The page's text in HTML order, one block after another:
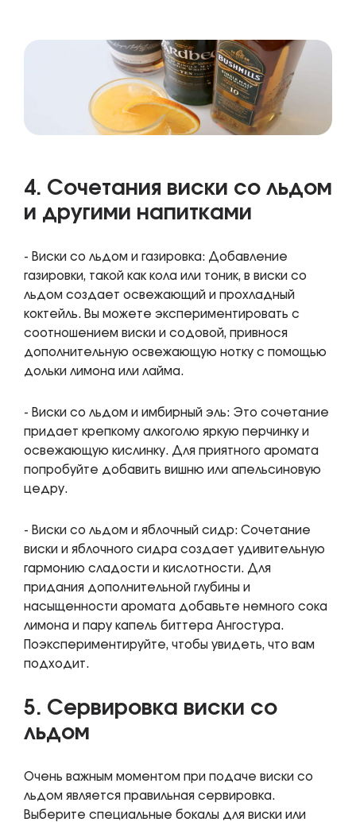
4. Сочетания виски со льдом
и другими напитками
- Виски со льдом и газировка: Добавление
газировки, такой как кола или тоник, в виски со
льдом создает освежающий и прохладный
коктейль. Вы можете экспериментировать с
соотношением виски и содовой, привнося
дополнительную освежающую нотку с помощью
дольки лимона или лайма.
- Виски со льдом и имбирный эль: Это сочетание
придает крепкому алкоголю яркую перчинку и
освежающую кислинку. Для приятного аромата
попробуйте добавить вишню или апельсиновую
цедру.
- Виски со льдом и яблочный сидр: Сочетание
виски и яблочного сидра создает удивительную
гармонию сладости и кислотности. Для
придания дополнительной глубины и
насыщенности аромата добавьте немного сока
лимона и пару капель биттера Ангостура.
Поэкспериментируйте, чтобы увидеть, что вам
подходит.
5. Сервировка виски со
льдом
Очень важным моментом при подаче виски со
льдом является правильная сервировка.
Выберите специальные бокалы для виски или